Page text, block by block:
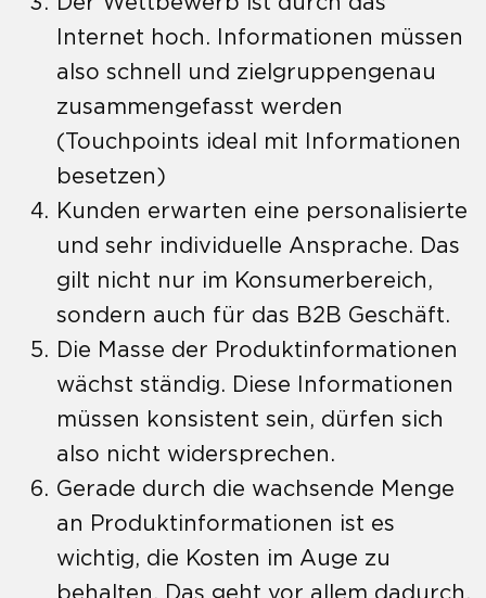
Internet hoch. Informationen müssen
also schnell und zielgruppengenau
zusammengefasst werden
(Touchpoints ideal mit Informationen
besetzen)
Kunden erwarten eine personalisierte
und sehr individuelle Ansprache. Das
gilt nicht nur im Konsumerbereich,
sondern auch für das B2B Geschäft.
Die Masse der Produktinformationen
wächst ständig. Diese Informationen
müssen konsistent sein, dürfen sich
also nicht widersprechen.
Gerade durch die wachsende Menge
an Produktinformationen ist es
wichtig, die Kosten im Auge zu
behalten. Das geht vor allem dadurch,